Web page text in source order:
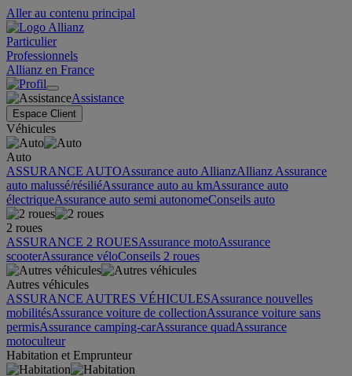
Aller au contenu principal
Particulier
Professionnels
Allianz en France
Assistance
Espace Client
Véhicules
Auto
ASSURANCE AUTOAssurance auto AllianzAllianz Assurance
auto malussé/résiliéAssurance auto au kmAssurance auto
électriqueAssurance auto semi autonomeConseils auto
2 roues
ASSURANCE 2 ROUESAssurance motoAssurance
scooterAssurance véloConseils 2 roues
Autres véhicules
ASSURANCE AUTRES VÉHICULESAssurance nouvelles
mobilitésAssurance voiture de collectionAssurance voiture sans
permisAssurance camping-carAssurance quadAssurance
motoculteur
Habitation et Emprunteur